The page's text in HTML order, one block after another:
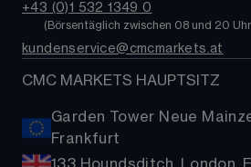
ETFs
Kryptowährungen
Aktien-Baskets
MetaTrader 4 (MT4)
FAQs
Hilfe
Presse
+43 (0)1 532 1349 0​
        (
Börsentäglich zwischen 08 und 20
kundenservice@cmcmarkets.at
CMC MARKETS HAUPTSITZ
Garden Tower Neue
Frankfurt